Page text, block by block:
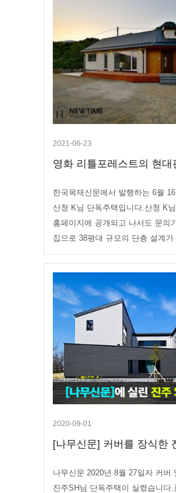
2021-06-23
영화 리틀포레스트의 현
한국목재신문에서 발행하는 6월
산청 K님 단독주택입니다.산청 K
홈페이지에 공개되고 나서도 문의
집으로 38평대 규모의 단층 설계가
2020-09-01
[나무신문] 커버를 장식한
나무신문 2020년 8월 27일자 커버
진주SH님 단독주택이 실렸습니다